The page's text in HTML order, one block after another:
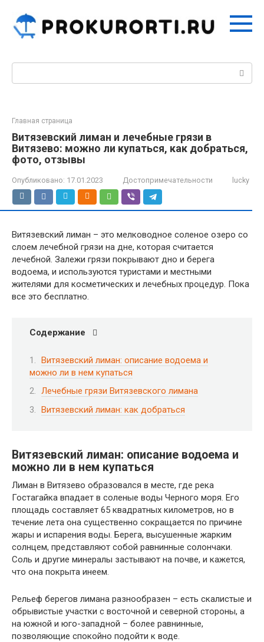
контенту
Поиск:
Главная страница
Витязевский лиман и лечебные грязи в
Витязево: можно ли купаться, как добраться,
фото, отзывы
Опубликовано: 17.01.2023 Достопримечательности lucky
Витязевский лиман – это мелководное соленое озеро со
слоем лечебной грязи на дне, которая считается
лечебной. Залежи грязи покрывают дно и берега
водоема, и используются туристами и местными
жителями для косметических и лечебных процедур. Пока
все это бесплатно.
Содержание
Витязевский лиман: описание водоема и
можно ли в нем купаться
Лечебные грязи Витязевского лимана
Витязевский лиман: как добраться
Витязевский лиман: описание водоема и
можно ли в нем купаться
Лиман в Витязево образовался в месте, где река
Гостагайка впадает в соленые воды Черного моря. Его
площадь составляет 65 квадратных километров, но в
течение лета она существенно сокращается по причине
жары и испарения воды. Берега, высушенные жарким
солнцем, представляют собой равнинные солончаки.
Соль и другие минералы застывают на почве, и кажется,
что она покрыта инеем.
Рельеф берегов лимана разнообразен – есть скалистые и
обрывистые участки с восточной и северной стороны, а
на южной и юго-западной – более равнинные,
позволяющие спокойно подойти к воде.